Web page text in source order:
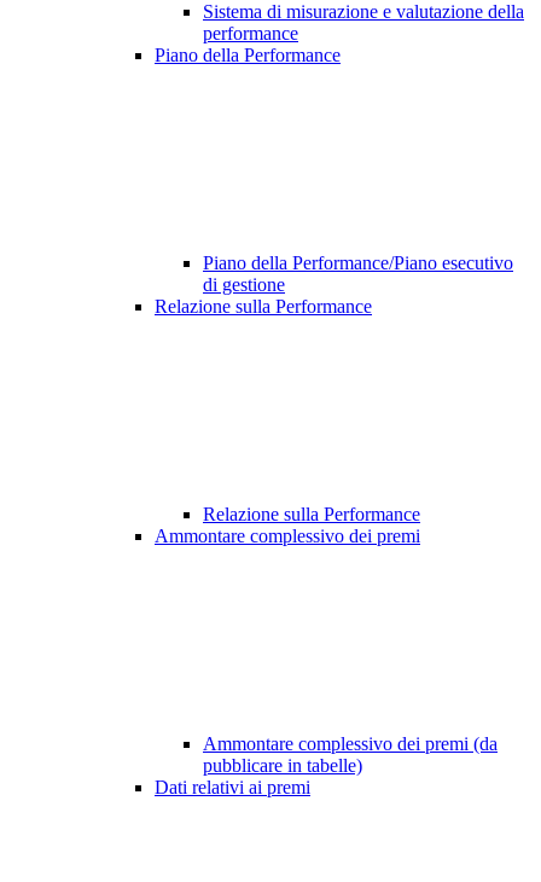
Sistema di misurazione e valutazione della
performance
Piano della Performance
Piano della Performance/Piano esecutivo
di gestione
Relazione sulla Performance
Relazione sulla Performance
Ammontare complessivo dei premi
Ammontare complessivo dei premi (da
pubblicare in tabelle)
Dati relativi ai premi